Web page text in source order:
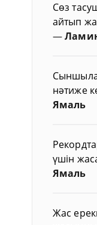
Сөз
айтып
—
нәтиже
Ямаль
үшін
Ямаль
Жас